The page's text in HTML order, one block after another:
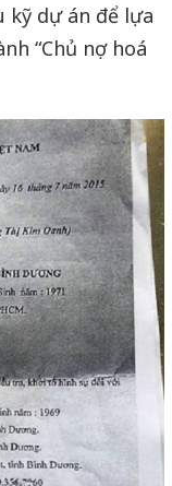
kỹ dự án để lựa
“Chủ nợ hoá